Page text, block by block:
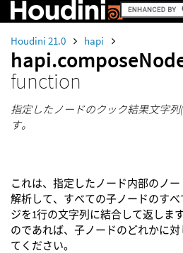
Houdini 21.0 hapi
function
指定したノードのクック結果文字
す。
これは、指定したノード内部のノ
解析して、すべての子ノードのす
ジを1行の文字列に結合して返しま
のであれば、子ノードのどれかに
てください。